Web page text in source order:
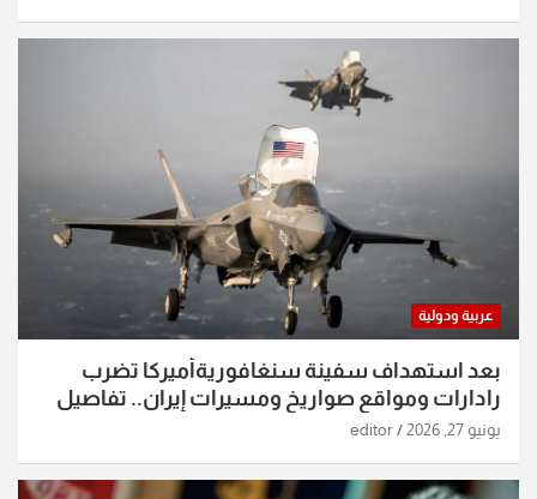
عربية ودولية
بعد استهداف سفينة سنغافوريةأميركا تضرب
رادارات ومواقع صواريخ ومسيرات إيران.. تفاصيل
الساعات الماضية
يونيو 27, 2026 editor